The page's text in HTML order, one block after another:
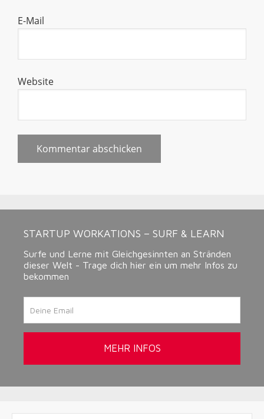
E-Mail
Website
STARTUP WORKATIONS – SURF & LEARN
Surfe und Lerne mit Gleichgesinnten an Stränden
dieser Welt - Trage dich hier ein um mehr Infos zu
bekommen